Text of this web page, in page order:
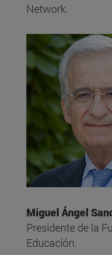
Network.
Miguel Ángel
Presidente de la
Educación.